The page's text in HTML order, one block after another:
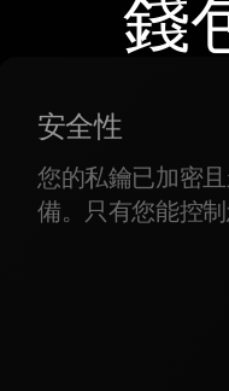
錢
安全性
您的私鑰已加密
備。只有您能控制